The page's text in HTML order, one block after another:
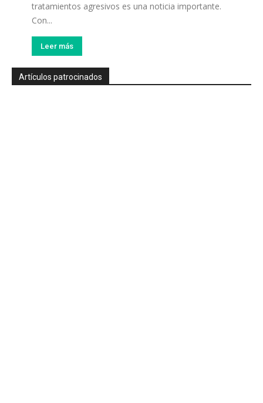
tratamientos agresivos es una noticia importante.
Con...
Leer más
Artículos patrocinados